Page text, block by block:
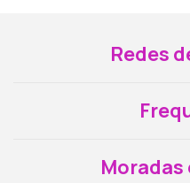
Redes
Moradas